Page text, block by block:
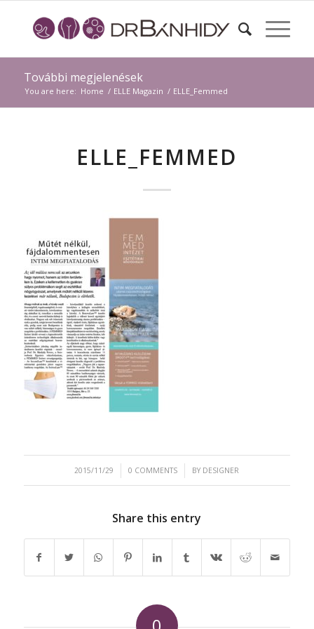
További megjelenések
You are here: Home / ELLE Magazin / ELLE_Femmed
ELLE_FEMMED
2015/11/29
/ 0 COMMENTS
/ BY DESIGNER
Share this entry